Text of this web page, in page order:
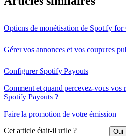
Options de monétisation de Spotify for
Gérer vos annonces et vos coupures
Configurer Spotify Payouts
Comment et quand percevez-vous vos
Spotify Payouts ?
Faire la promotion de votre émission
Cet article était-il utile ? Oui